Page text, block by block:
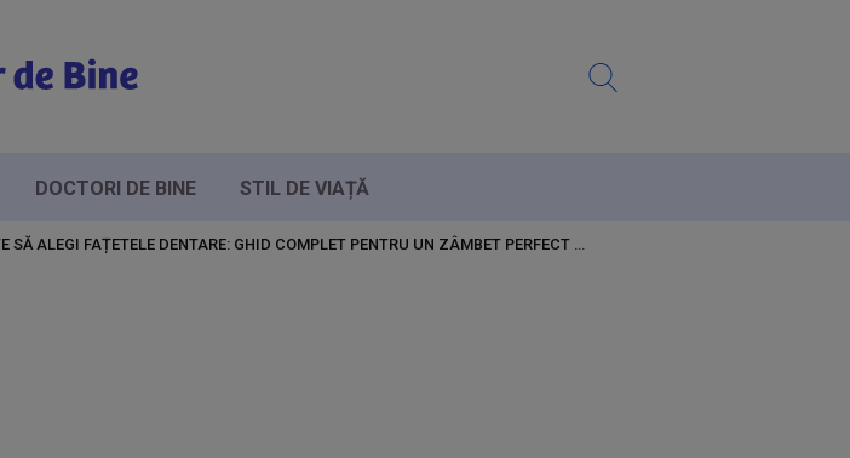
DOCTORI DE BINE STIL DE VIAȚĂ
SĂ ALEGI FAȚETELE DENTARE: GHID COMPLET PENTRU UN ZÂMBET PERFECT